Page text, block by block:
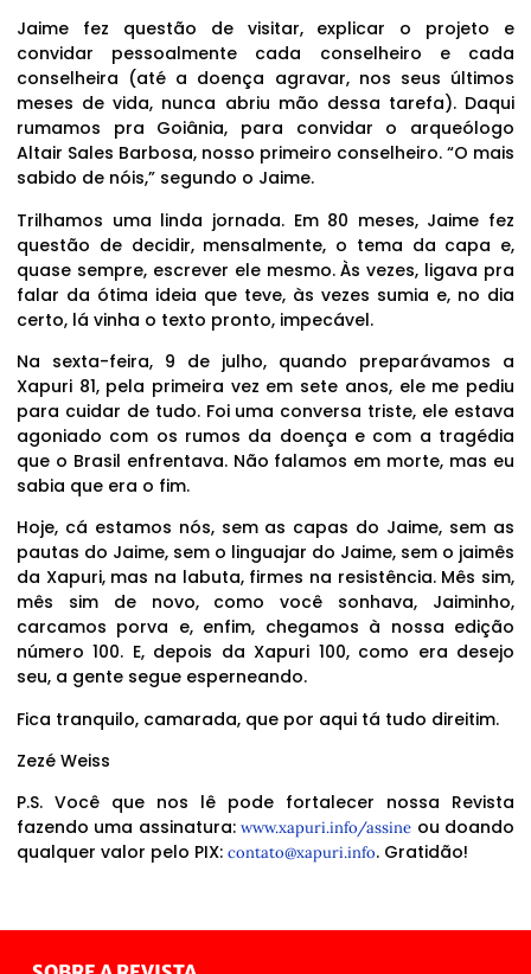
Jaime fez questão de visitar, explicar o projeto e
convidar pessoalmente cada conselheiro e cada
conselheira (até a doença agravar, nos seus últimos
meses de vida, nunca abriu mão dessa tarefa). Daqui
rumamos pra Goiânia, para convidar o arqueólogo
Altair Sales Barbosa, nosso primeiro conselheiro. “O mais
sabido de nóis,” segundo o Jaime.
Trilhamos uma linda jornada. Em 80 meses, Jaime fez
questão de decidir, mensalmente, o tema da capa e,
quase sempre, escrever ele mesmo. Às vezes, ligava pra
falar da ótima ideia que teve, às vezes sumia e, no dia
certo, lá vinha o texto pronto, impecável.
Na sexta-feira, 9 de julho, quando preparávamos a
Xapuri 81, pela primeira vez em sete anos, ele me pediu
para cuidar de tudo. Foi uma conversa triste, ele estava
agoniado com os rumos da doença e com a tragédia
que o Brasil enfrentava. Não falamos em morte, mas eu
sabia que era o fim.
Hoje, cá estamos nós, sem as capas do Jaime, sem as
pautas do Jaime, sem o linguajar do Jaime, sem o jaimês
da Xapuri, mas na labuta, firmes na resistência. Mês sim,
mês sim de novo, como você sonhava, Jaiminho,
carcamos porva e, enfim, chegamos à nossa edição
número 100. E, depois da Xapuri 100, como era desejo
seu, a gente segue esperneando.
Fica tranquilo, camarada, que por aqui tá tudo direitim.
Zezé Weiss
P.S. Você que nos lê pode fortalecer nossa Revista
fazendo uma assinatura:www.xapuri.info/assine ou doando
qualquer valor pelo PIX: contato@xapuri.info. Gratidão!